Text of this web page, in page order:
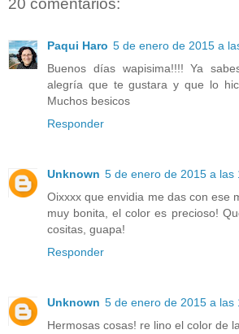
20 comentarios:
Paqui Haro 5 de enero de 2015 a
Buenos días wapisima!!!! Ya
alegría que te gustara y que lo
Muchos besicos
Responder
Unknown 5 de enero de 2015 a las
Oixxxx que envidia me das con ese
muy bonita, el color es precioso!
cositas, guapa!
Responder
Unknown 5 de enero de 2015 a las
Hermosas cosas! re lino el color de